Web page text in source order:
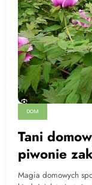
DOM
Tani
piwonie
cudownie
Magia domowych